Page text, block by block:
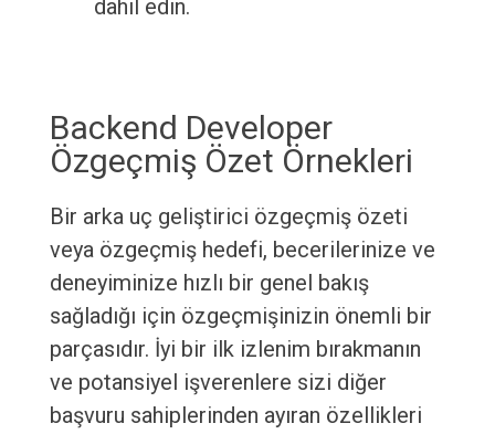
dahil edin.
Backend Developer
Özgeçmiş Özet Örnekleri
Bir arka uç geliştirici özgeçmiş özeti
veya özgeçmiş hedefi, becerilerinize ve
deneyiminize hızlı bir genel bakış
sağladığı için özgeçmişinizin önemli bir
parçasıdır. İyi bir ilk izlenim bırakmanın
ve potansiyel işverenlere sizi diğer
başvuru sahiplerinden ayıran özellikleri